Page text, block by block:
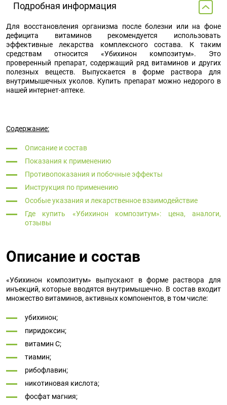
Подробная информация
Для восстановления организма после болезни или на фоне
дефицита витаминов рекомендуется использовать
эффективные лекарства комплексного состава. К таким
средствам относится «Убихинон композитум». Это
проверенный препарат, содержащий ряд витаминов и других
полезных веществ. Выпускается в форме раствора для
внутримышечных уколов. Купить препарат можно недорого в
нашей интернет-аптеке.
Содержание:
Описание и состав
Показания к применению
Противопоказания и побочные эффекты
Инструкция по применению
Особые указания и лекарственное взаимодействие
Где купить «Убихинон композитум»: цена, аналоги,
отзывы
Описание и состав
«Убихинон композитум» выпускают в форме раствора для
инъекций, которые вводятся внутримышечно. В состав входит
множество витаминов, активных компонентов, в том числе:
убихинон;
пиридоксин;
витамин С;
тиамин;
рибофлавин;
никотиновая кислота;
фосфат магния;